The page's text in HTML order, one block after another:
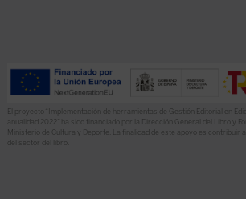
El proyecto “Implementación de herramientas de Gestión Editorial en
anualidad 2022” ha sido financiado por la Dirección General del Libro y
Ministerio de Cultura y Deporte. La finalidad de este apoyo es contribuir
del sector del libro.